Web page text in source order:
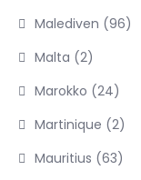
Malediven (96)
Malta (2)
Marokko (24)
Martinique (2)
Mauritius (63)